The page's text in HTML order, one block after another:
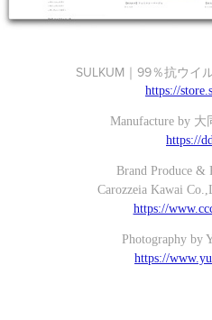
SULKUM｜99％抗ウイ
https://
Manufacture by
https://
Brand Produce &
Carozzeia Kawai
https://
Photography by
https://